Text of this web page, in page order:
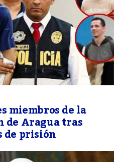
miembros de la
de Aragua tras
de prisión